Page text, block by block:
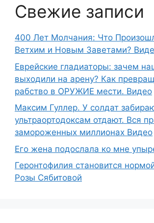
Свежие записи
400 Лет Молчания: Что
Ветхим и Новым Заветами?
Еврейские гладиаторы: зачем
выходили на арену? Как
рабство в ОРУЖИЕ мести. Видео
Максим Гуллер. У солдат
ультраортодоксам отдают. Вся
замороженных миллионах Видео
Его жена подослала ко мне
Геронтофилия становится
Розы Сябитовой